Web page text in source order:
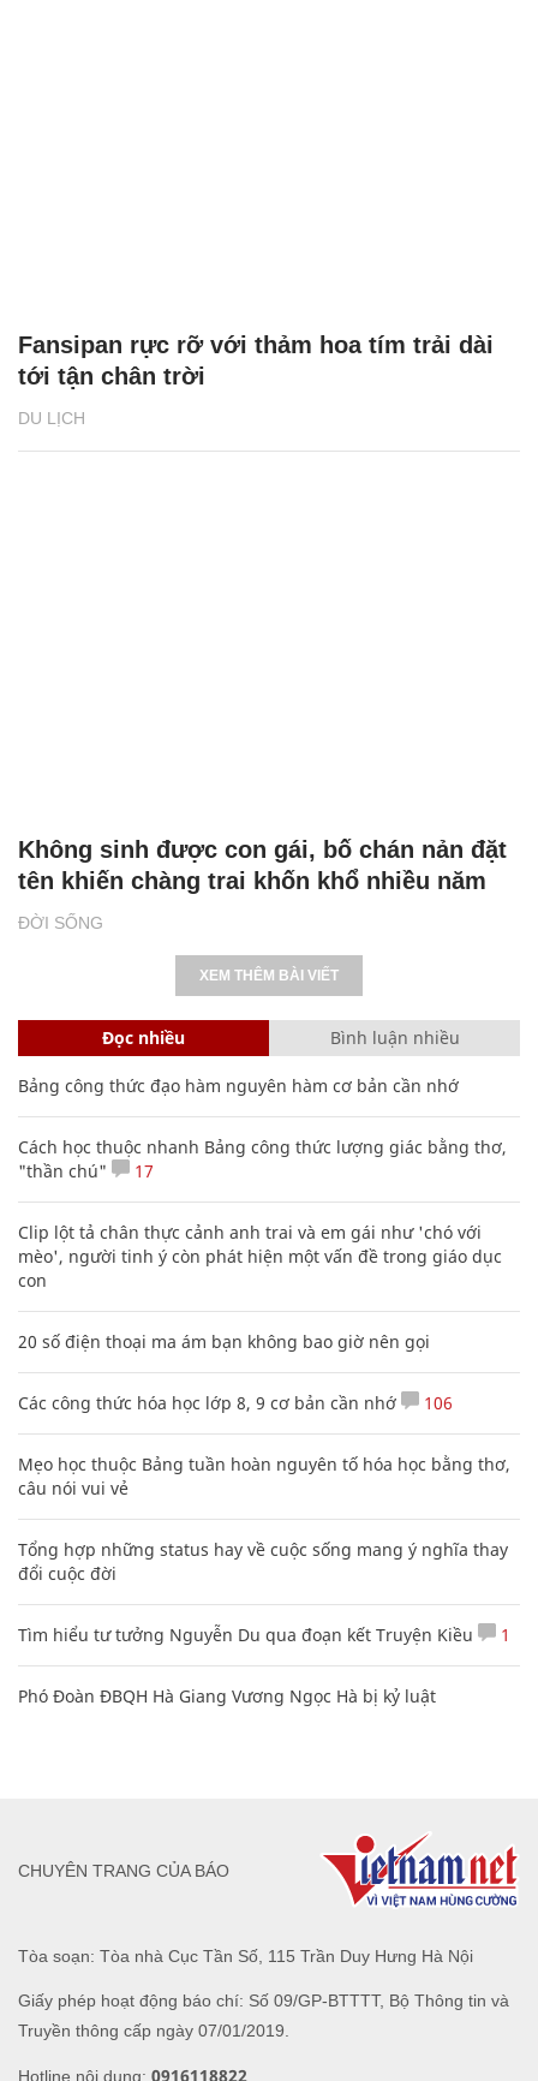
DU LỊCH
Fansipan rực rỡ với thảm hoa tím trải dài
tới tận chân trời
ĐỜI SỐNG
Không sinh được con gái, bố chán nản đặt
tên khiến chàng trai khốn khổ nhiều năm
XEM THÊM BÀI VIẾT
Đọc nhiều Bình luận nhiều
Bảng công thức đạo hàm nguyên hàm cơ bản cần nhớ
Cách học thuộc nhanh Bảng công thức lượng giác bằng thơ,
"thần chú"
17
Clip lột tả chân thực cảnh anh trai và em gái như 'chó với
mèo', người tinh ý còn phát hiện một vấn đề trong giáo dục
con
20 số điện thoại ma ám bạn không bao giờ nên gọi
Các công thức hóa học lớp 8, 9 cơ bản cần nhớ 106
Mẹo học thuộc Bảng tuần hoàn nguyên tố hóa học bằng thơ,
câu nói vui vẻ
Tổng hợp những status hay về cuộc sống mang ý nghĩa thay
đổi cuộc đời
Tìm hiểu tư tưởng Nguyễn Du qua đoạn kết Truyện Kiều 1
Phó Đoàn ĐBQH Hà Giang Vương Ngọc Hà bị kỷ luật
Tòa soạn: Tòa nhà Cục Tần Số, 115 Trần Duy Hưng Hà Nội
Giấy phép hoạt động báo chí: Số 09/GP-BTTTT, Bộ Thông tin và
Truyền thông cấp ngày 07/01/2019.
Hotline nội dung: 0916118822
CHUYÊN TRANG CỦA BÁO